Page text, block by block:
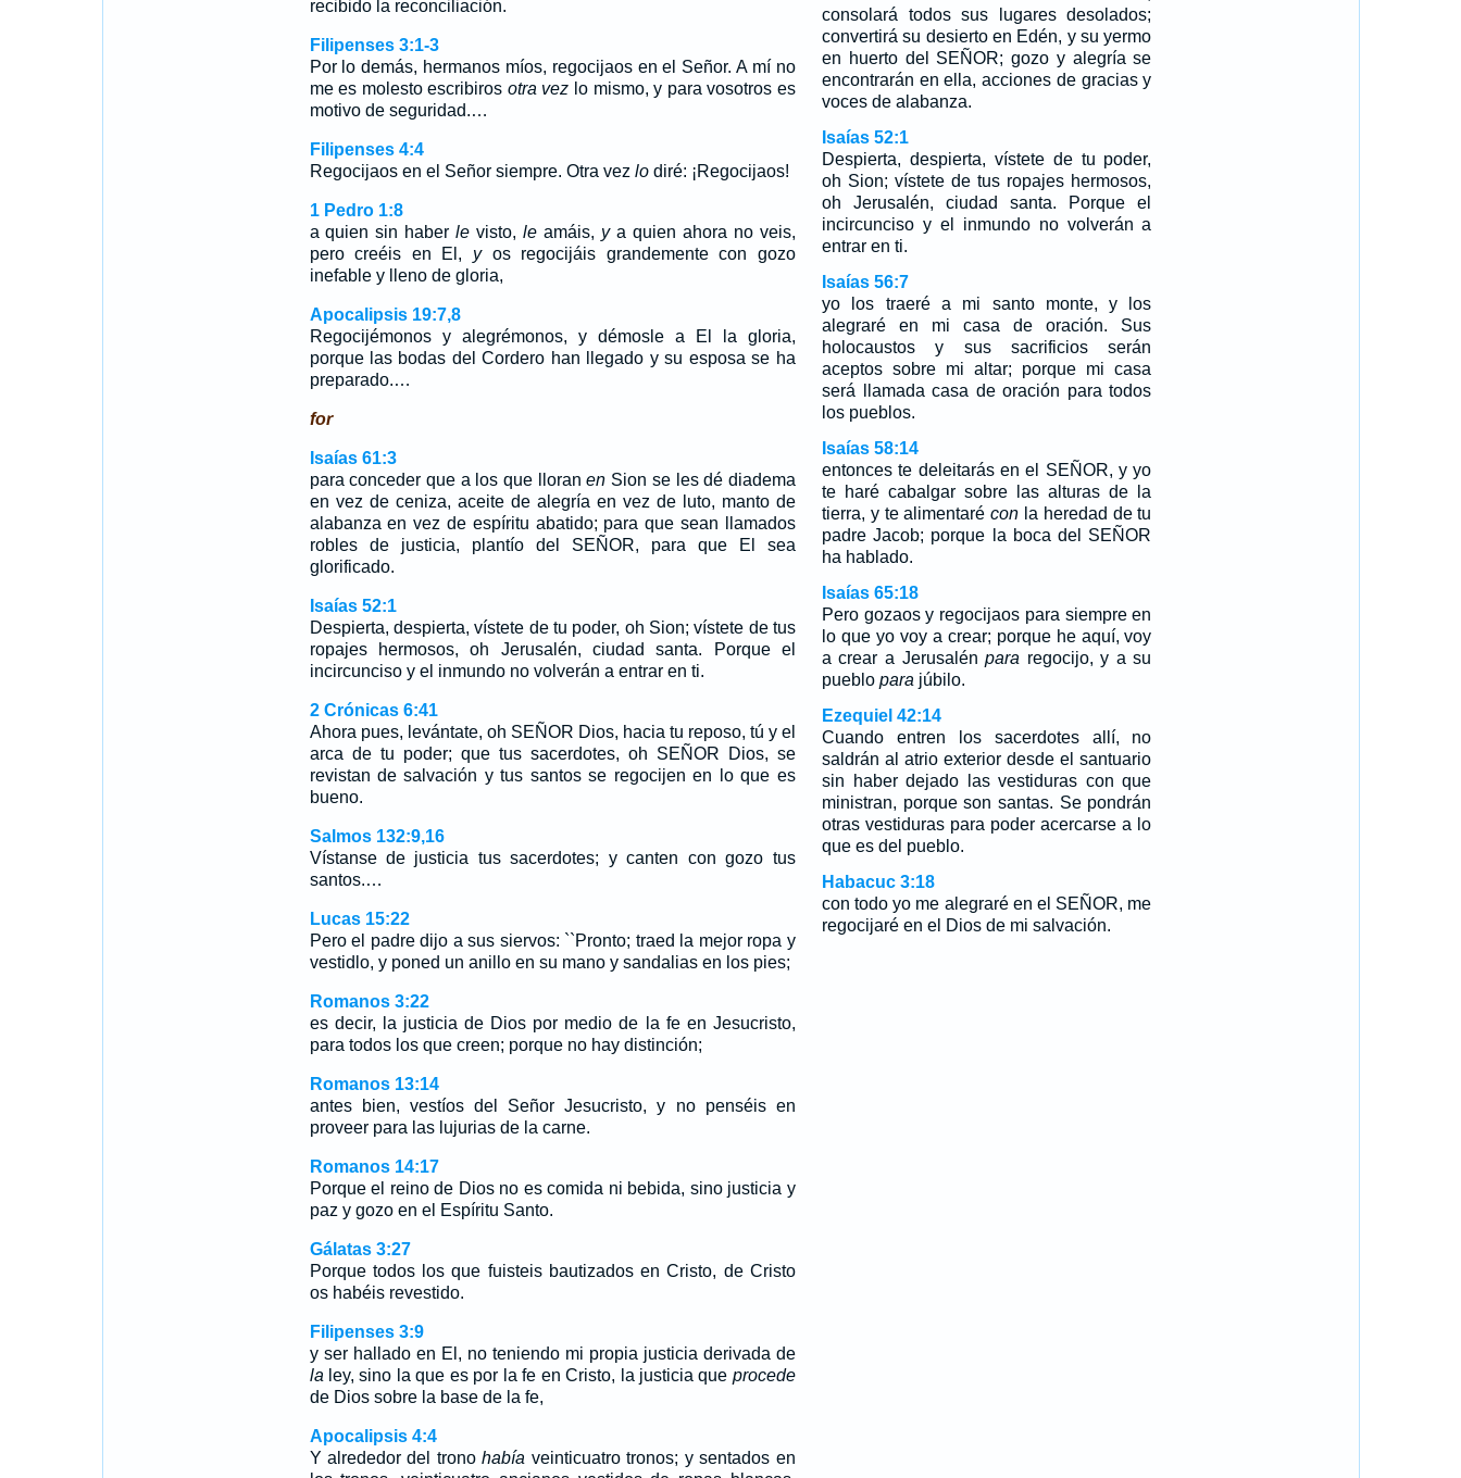
recibido la reconciliación.
Filipenses 3:1-3
Por lo demás, hermanos míos, regocijaos en el Señor. A mí no
me es molesto escribiros otra vez lo mismo, y para vosotros es
motivo de seguridad.…
Filipenses 4:4
Regocijaos en el Señor siempre. Otra vez lodiré: ¡Regocijaos!
1 Pedro 1:8
a quien sin haberle visto,le amáis, ya quien ahora no veis,
pero creéis en El, yos regocijáis grandemente con gozo
inefable y lleno de gloria,
Apocalipsis 19:7,8
Regocijémonos y alegrémonos, y démosle a El la gloria,
porque las bodas del Cordero han llegado y su esposa se ha
preparado.…
for
Isaías 61:3
para conceder que a los que lloranen Sion se les dé diadema
en vez de ceniza, aceite de alegría en vez de luto, manto de
alabanza en vez de espíritu abatido; para que sean llamados
robles de justicia, plantío del SEÑOR, para que El sea
glorificado.
Isaías 52:1
Despierta, despierta, vístete de tu poder, oh Sion; vístete de tus
ropajes hermosos, oh Jerusalén, ciudad santa. Porque el
incircunciso y el inmundo no volverán a entrar en ti.
2 Crónicas 6:41
Ahora pues, levántate, oh SEÑOR Dios, hacia tu reposo, tú y el
arca de tu poder; que tus sacerdotes, oh SEÑOR Dios, se
revistan de salvación y tus santos se regocijen en lo que es
bueno.
Salmos 132:9,16
Vístanse de justicia tus sacerdotes; y canten con gozo tus
santos.…
Lucas 15:22
Pero el padre dijo a sus siervos: ``Pronto; traed la mejor ropa y
vestidlo, y poned un anillo en su mano y sandalias en los pies;
Romanos 3:22
es decir, la justicia de Dios por medio de la fe en Jesucristo,
para todos los que creen; porque no hay distinción;
Romanos 13:14
antes bien, vestíos del Señor Jesucristo, y no penséis en
proveer para las lujurias de la carne.
Romanos 14:17
Porque el reino de Dios no es comida ni bebida, sino justicia y
paz y gozo en el Espíritu Santo.
Gálatas 3:27
Porque todos los que fuisteis bautizados en Cristo, de Cristo
os habéis revestido.
Filipenses 3:9
y ser hallado en El, no teniendo mi propia justicia derivada de
la ley, sino la que es por la fe en Cristo, la justicia que procede
de Dios sobre la base de la fe,
Apocalipsis 4:4
Y alrededor del tronohabía veinticuatro tronos; y sentados en
consolará todos sus lugares desolados;
convertirá su desierto en Edén, y su yermo
en huerto del SEÑOR; gozo y alegría se
encontrarán en ella, acciones de gracias y
voces de alabanza.
Isaías 52:1
Despierta, despierta, vístete de tu poder,
oh Sion; vístete de tus ropajes hermosos,
oh Jerusalén, ciudad santa. Porque el
incircunciso y el inmundo no volverán a
entrar en ti.
Isaías 56:7
yo los traeré a mi santo monte, y los
alegraré en mi casa de oración. Sus
holocaustos y sus sacrificios serán
aceptos sobre mi altar; porque mi casa
será llamada casa de oración para todos
los pueblos.
Isaías 58:14
entonces te deleitarás en el SEÑOR, y yo
te haré cabalgar sobre las alturas de la
tierra, y te alimentarécon la heredad de tu
padre Jacob; porque la boca del SEÑOR
ha hablado.
Isaías 65:18
Pero gozaos y regocijaos para siempre en
lo que yo voy a crear; porque he aquí, voy
a crear a Jerusalénpara regocijo, y a su
pueblo para júbilo.
Ezequiel 42:14
Cuando entren los sacerdotes allí, no
saldrán al atrio exterior desde el santuario
sin haber dejado las vestiduras con que
ministran, porque son santas. Se pondrán
otras vestiduras para poder acercarse a lo
que es del pueblo.
Habacuc 3:18
con todo yo me alegraré en el SEÑOR, me
regocijaré en el Dios de mi salvación.